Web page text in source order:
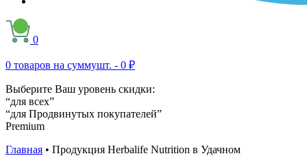
0
0 товаров на суммушт. - 0 ₽
Выберите Ваш уровень скидки:
“для всех”
“для Продвинутых покупателей”
Premium
Главная • Продукция Herbalife Nutrition в Удачном